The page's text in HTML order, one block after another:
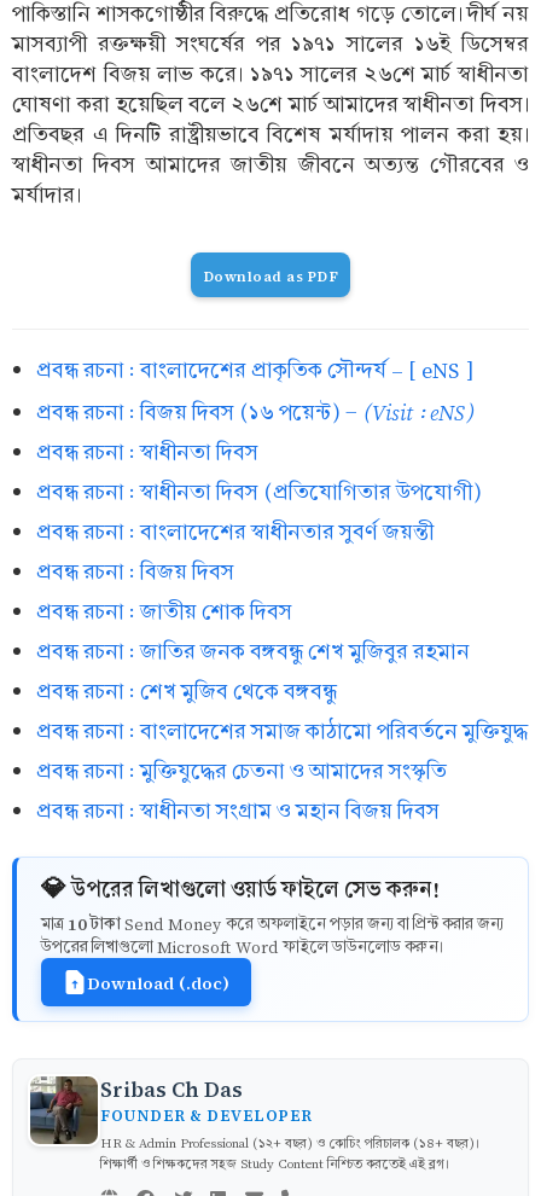
পাকিস্তানি শাসকগোষ্ঠীর বিরুদ্ধে প্রতিরোধ গড়ে তোলে। দীর্ঘ নয়
মাসব্যাপী রক্তক্ষয়ী সংঘর্ষের পর ১৯৭১ সালের ১৬ই ডিসেম্বর
বাংলাদেশ বিজয় লাভ করে। ১৯৭১ সালের ২৬শে মার্চ স্বাধীনতা
ঘোষণা করা হয়েছিল বলে ২৬শে মার্চ আমাদের স্বাধীনতা দিবস।
প্রতিবছর এ দিনটি রাষ্ট্রীয়ভাবে বিশেষ মর্যাদায় পালন করা হয়।
স্বাধীনতা দিবস আমাদের জাতীয় জীবনে অত্যন্ত গৌরবের ও
মর্যাদার।
Download as PDF
প্রবন্ধ রচনা : বাংলাদেশের প্রাকৃতিক সৌন্দর্য – [ eNS ]
প্রবন্ধ রচনা : বিজয় দিবস (১৬ পয়েন্ট) - (Visit : eNS)
প্রবন্ধ রচনা : স্বাধীনতা দিবস
প্রবন্ধ রচনা : স্বাধীনতা দিবস (প্রতিযোগিতার উপযোগী)
প্রবন্ধ রচনা : বাংলাদেশের স্বাধীনতার সুবর্ণ জয়ন্তী
প্রবন্ধ রচনা : বিজয় দিবস
প্রবন্ধ রচনা : জাতীয় শোক দিবস
প্রবন্ধ রচনা : জাতির জনক বঙ্গবন্ধু শেখ মুজিবুর রহমান
প্রবন্ধ রচনা : শেখ মুজিব থেকে বঙ্গবন্ধু
প্রবন্ধ রচনা : বাংলাদেশের সমাজ কাঠামো পরিবর্তনে মুক্তিযুদ্ধ
প্রবন্ধ রচনা : মুক্তিযুদ্ধের চেতনা ও আমাদের সংস্কৃতি
প্রবন্ধ রচনা : স্বাধীনতা সংগ্রাম ও মহান বিজয় দিবস
💎 উপরের লিখাগুলো ওয়ার্ড ফাইলে সেভ করুন!
মাত্র 10 টাকাSend Money করে অফলাইনে পড়ার জন্য বা প্রিন্ট করার জন্য
উপরের লিখাগুলো Microsoft Word ফাইলে ডাউনলোড করুন।
Download (.doc)
Sribas Ch Das
FOUNDER & DEVELOPER
HR & Admin Professional (১২+ বছর) ও কোচিং পরিচালক (১৪+ বছর)।
শিক্ষার্থী ও শিক্ষকদের সহজ Study Content নিশ্চিত করতেই এই ব্লগ।